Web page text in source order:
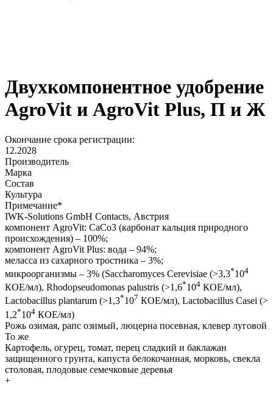
Двухкомпонентное удобрение
AgroVit и AgroVit Plus, П и Ж
Окончание срока регистрации:
12.2028
Производитель
Марка
Состав
Культура
Примечание*
IWK-Solutions GmbH Contacts, Австрия
компонент AgroVit: CaCo3 (карбонат кальция природного
происхождения) – 100%;
компонент AgroVit Plus: водa – 94%;
меласса из сахарного тростника – 3%;
микроорганизмы – 3% (Saccharomyces Cerevisiae (>3,3*104
КОЕ/мл), Rhodopseudomonas palustris (>1,6*104 КОЕ/мл),
Lactobacillus plantarum (>1,3*107 КОЕ/мл), Lactobacillus Casei (>
1,2*104 КОЕ/мл)
Рожь озимая, рапс озимый, люцерна посевная, клевер луговой
То же
Картофель, огурец, томат, перец сладкий и баклажан
защищенного грунта, капуста белокочанная, морковь, свекла
столовая, плодовые семечковые деревья
+